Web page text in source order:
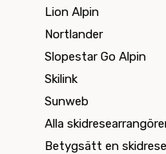
Lion Alpin
Nortlander
Slopestar Go Alpin
Skilink
Sunweb
Alla
Betygsätt en